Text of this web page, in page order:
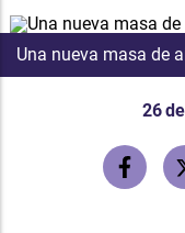
Una nueva masa de
26